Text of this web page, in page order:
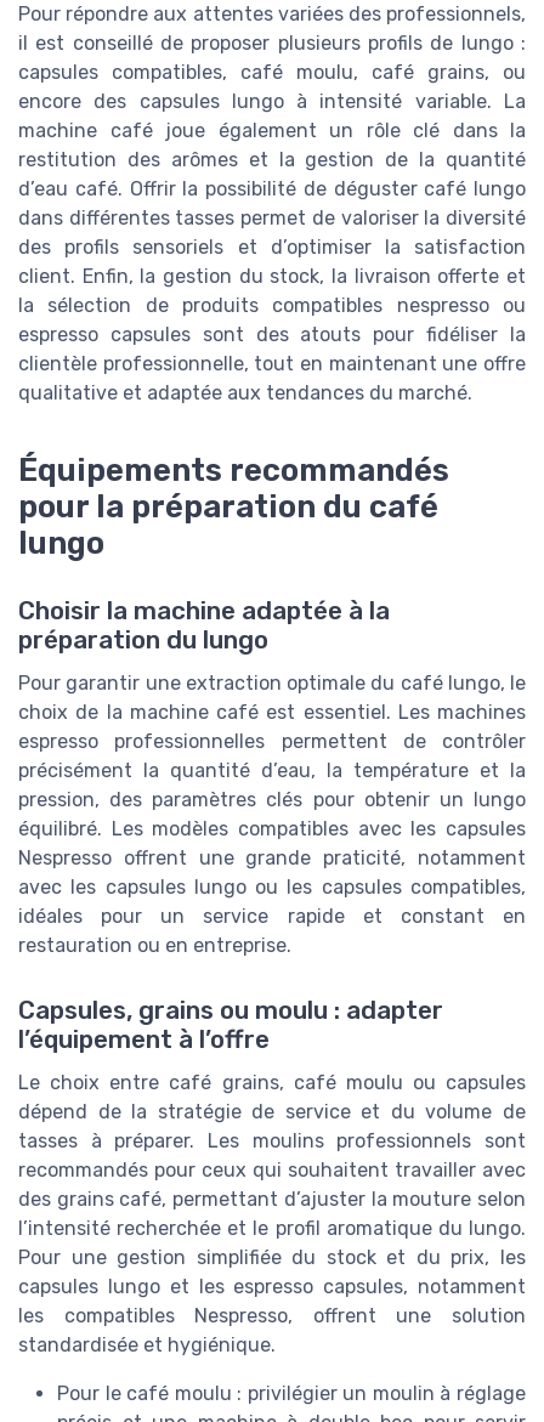
Pour répondre aux attentes variées des professionnels,
il est conseillé de proposer plusieurs profils de lungo :
capsules compatibles, café moulu, café grains, ou
encore des capsules lungo à intensité variable. La
machine café joue également un rôle clé dans la
restitution des arômes et la gestion de la quantité
d’eau café. Offrir la possibilité de déguster café lungo
dans différentes tasses permet de valoriser la diversité
des profils sensoriels et d’optimiser la satisfaction
client. Enfin, la gestion du stock, la livraison offerte et
la sélection de produits compatibles nespresso ou
espresso capsules sont des atouts pour fidéliser la
clientèle professionnelle, tout en maintenant une offre
qualitative et adaptée aux tendances du marché.
Équipements recommandés
pour la préparation du café
lungo
Choisir la machine adaptée à la
préparation du lungo
Pour garantir une extraction optimale du café lungo, le
choix de la machine café est essentiel. Les machines
espresso professionnelles permettent de contrôler
précisément la quantité d’eau, la température et la
pression, des paramètres clés pour obtenir un lungo
équilibré. Les modèles compatibles avec les capsules
Nespresso offrent une grande praticité, notamment
avec les capsules lungo ou les capsules compatibles,
idéales pour un service rapide et constant en
restauration ou en entreprise.
Capsules, grains ou moulu : adapter
l’équipement à l’offre
Le choix entre café grains, café moulu ou capsules
dépend de la stratégie de service et du volume de
tasses à préparer. Les moulins professionnels sont
recommandés pour ceux qui souhaitent travailler avec
des grains café, permettant d’ajuster la mouture selon
l’intensité recherchée et le profil aromatique du lungo.
Pour une gestion simplifiée du stock et du prix, les
capsules lungo et les espresso capsules, notamment
les compatibles Nespresso, offrent une solution
standardisée et hygiénique.
Pour le café moulu : privilégier un moulin à réglage